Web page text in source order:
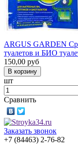
ARGUS GARDEN
туалетов и БИО
150,00 руб
шт
Сравнить
Заказать звонок
+7 (84463) 2-76-82